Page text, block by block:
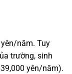
năm. Tuy
trường, sinh
yên/năm).